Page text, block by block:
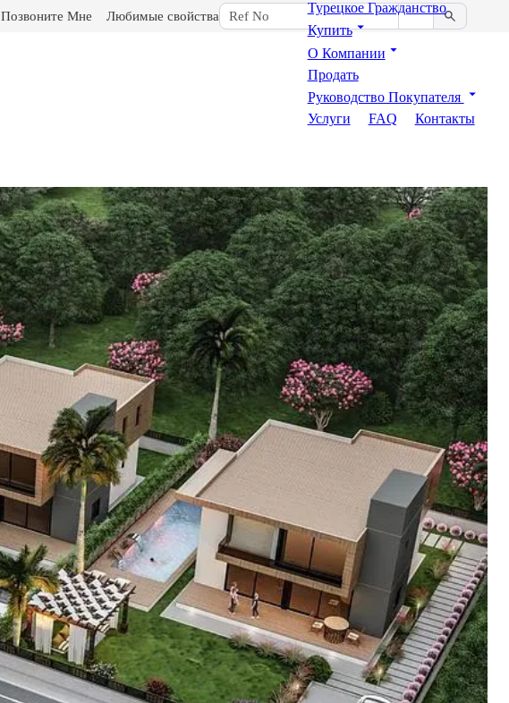
Позвоните Мне Любимые свойства
Турецкое Гражданство
Купить
О Компании
Продать
Руководство Покупателя
Услуги
FAQ Контакты